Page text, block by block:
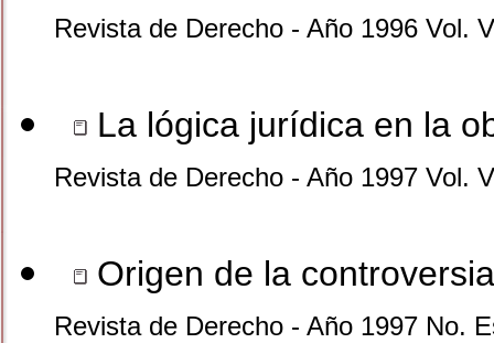
Revista de Derecho - Año 1996 Vol.
La lógica jurídica en la
Revista de Derecho - Año 1997 Vol.
Origen de la
Revista de Derecho - Año 1997 No.